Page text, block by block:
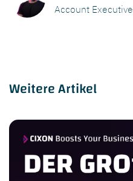
Account Executive
Weitere Artikel